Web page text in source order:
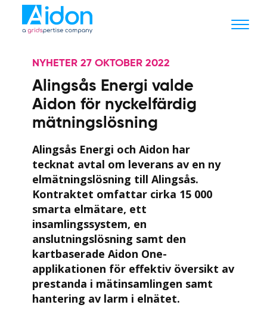
NYHETER 27 OKTOBER 2022
Alingsås Energi valde
Aidon för nyckelfärdig
mätningslösning
Alingsås Energi och Aidon har
tecknat avtal om leverans av en ny
elmätningslösning till Alingsås.
Kontraktet omfattar cirka 15 000
smarta elmätare, ett
insamlingssystem, en
anslutningslösning samt den
kartbaserade Aidon One-
applikationen för effektiv översikt av
prestanda i mätinsamlingen samt
hantering av larm i elnätet.